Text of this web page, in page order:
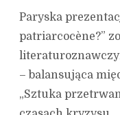
Paryska
patriarcocène?”
– balansująca
„Sztuka